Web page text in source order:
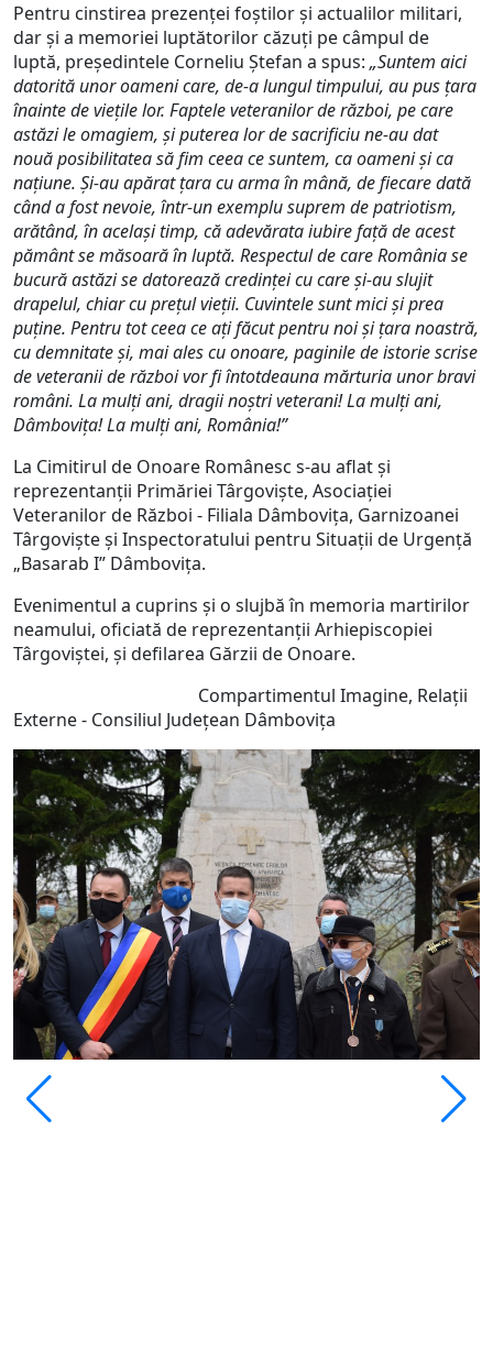
Pentru cinstirea prezenței foștilor și actualilor militari,
dar și a memoriei luptătorilor căzuți pe câmpul de
luptă, președintele Corneliu Ștefan a spus: „Suntem aici
datorită unor oameni care, de-a lungul timpului, au pus țara
înainte deviețile lor. Faptele veteranilor de război, pe care
astăzi le omagiem, și puterea lor de sacrificiu ne-au dat
nouă posibilitatea să fim ceea ce suntem, ca oameni și ca
națiune. Și-au apărat țara cu arma în mână, de fiecare dată
când a fost nevoie, într-un exemplu suprem de patriotism,
arătând, în același timp, că adevărata iubire față de acest
pământ se măsoară în luptă. Respectul de care România se
bucură astăzi se datorează credinței cu care și-au slujit
drapelul, chiar cu prețul vieții. Cuvintele sunt mici și prea
puține. Pentru tot ceea ce ați făcut pentru noi și țara noastră,
cu demnitate și, mai ales cu onoare, paginile de istorie scrise
de veteranii de război vor fi întotdeauna mărturia unor bravi
români. La mulți ani, dragii noștri veterani! La mulți ani,
Dâmbovița! La mulți ani, România!”
La Cimitirul de Onoare Românesc s-au aflat și
reprezentanții Primăriei Târgoviște, Asociației
Veteranilor de Război - Filiala Dâmbovița, Garnizoanei
Târgoviște și Inspectoratului pentru Situaţii de Urgenţă
„Basarab I” Dâmboviţa.
Evenimentul a cuprins și o slujbă în memoria martirilor
neamului, oficiată de reprezentanții Arhiepiscopiei
Târgoviștei, și defilarea Gărzii de Onoare.
Compartimentul Imagine, Relații
Externe - Consiliul Județean Dâmbovița